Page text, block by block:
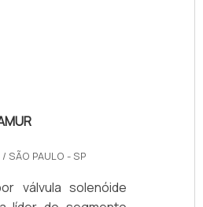
entre outras
válvula solenóide
/ SÃO PAULO - SP
válvula solenóide